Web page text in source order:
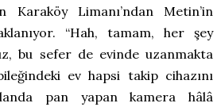
Limanı’ndan Metin’in
“Hah, tamam, her şey
bu sefer de evinde uzanmakta
ev hapsi takip cihazını
pan yapan kamera hâlâ